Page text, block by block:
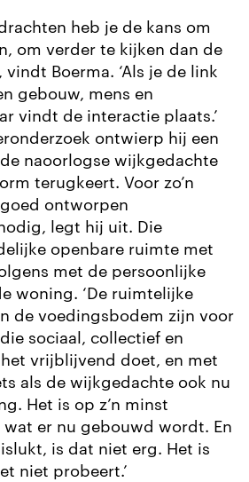
heb je de kans om
om verder te kijken dan de
Boerma. ‘Als je de link
gebouw, mens en
vindt de interactie plaats.’
ontwierp hij een
naoorlogse wijkgedachte
terugkeert. Voor zo’n
ontworpen
legt hij uit. Die
openbare ruimte met
met de persoonlijke
woning. ‘De ruimtelijke
de voedingsbodem zijn voor
sociaal, collectief en
vrijblijvend doet, en met
als de wijkgedachte ook nu
Het is op z’n minst
er nu gebouwd wordt. En
is dat niet erg. Het is
niet probeert.’